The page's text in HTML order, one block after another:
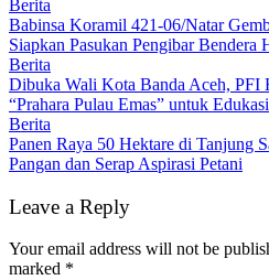
Berita
Babinsa Koramil 421-06/Natar
Siapkan Pasukan Pengibar
Berita
Dibuka Wali Kota Banda Aceh, PFI
“Prahara Pulau Emas” untuk
Berita
Panen Raya 50 Hektare di Tanjung
Pangan dan Serap Aspirasi Petani
Leave a Reply
Your email address will not be
marked *